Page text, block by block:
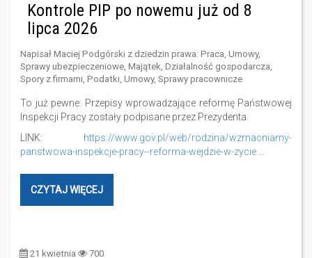
Kontrole PIP po nowemu już od 8
lipca 2026
Napisał Maciej Podgórski z dziedzin prawa: Praca, Umowy,
Sprawy ubezpieczeniowe, Majątek, Działalność gospodarcza,
Spory z firmami, Podatki, Umowy, Sprawy pracownicze
To już pewne. Przepisy wprowadzające reformę Państwowej
Inspekcji Pracy zostały podpisane przez Prezydenta.
LINK: https://www.gov.pl/web/rodzina/wzmacniamy-
panstwowa-inspekcje-pracy--reforma-wejdzie-w-zycie
CZYTAJ WIĘCEJ
21 kwietnia
700